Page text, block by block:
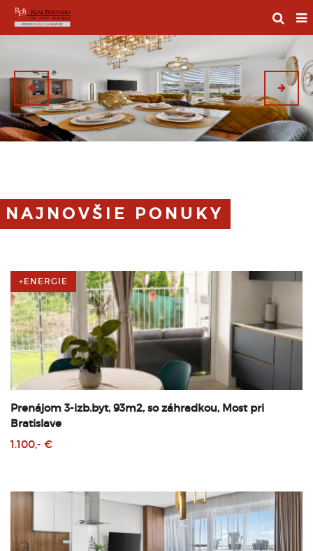
NAJNOVŠIE PONUKY
+ENERGIE
Prenájom 3-izb.byt, 93m2, so záhradkou, Most pri
Bratislave
1.100,- €